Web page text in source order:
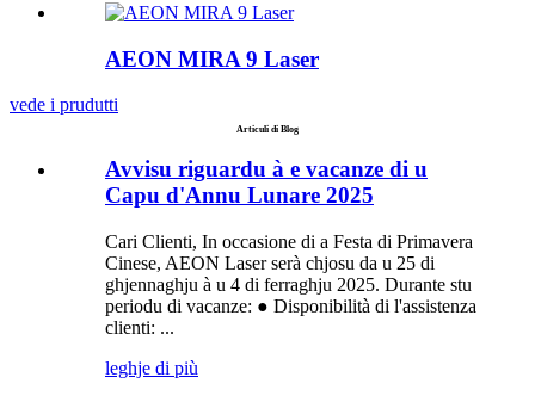
AEON MIRA 9 Laser
vede i prudutti
Articuli di Blog
Avvisu riguardu à e vacanze di u
Capu d'Annu Lunare 2025
Cari Clienti, In occasione di a Festa di Primavera
Cinese, AEON Laser serà chjosu da u 25 di
ghjennaghju à u 4 di ferraghju 2025. Durante stu
periodu di vacanze: ● Disponibilità di l'assistenza
clienti: ...
leghje di più